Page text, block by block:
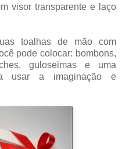
visor transparente e laço
toalhas de mão com
pode colocar: bombons,
guloseimas e uma
usar a imaginação e